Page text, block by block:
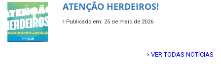
ATENÇÃO HERDEIROS!
Publicado em: 25 de maio de 2026
VER TODAS NOTÍCIAS